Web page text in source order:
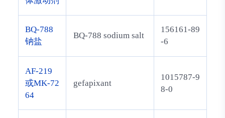
BQ-788
钠盐
BQ-788 sodium salt
156161-89
-6
AF-219
或MK-72
64
gefapixant
1015787-9
8-0